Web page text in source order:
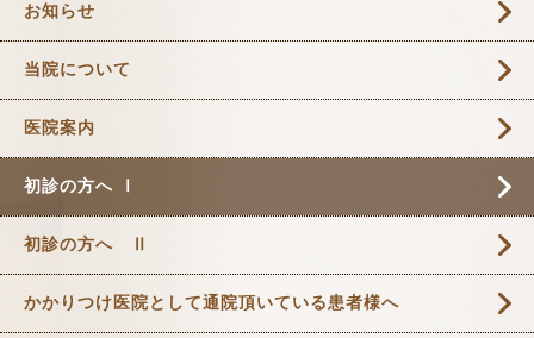
お知らせ
当院について
医院案内
初診の方へ Ⅰ
初診の方へ Ⅱ
かかりつけ医院として通院頂いている患者様へ